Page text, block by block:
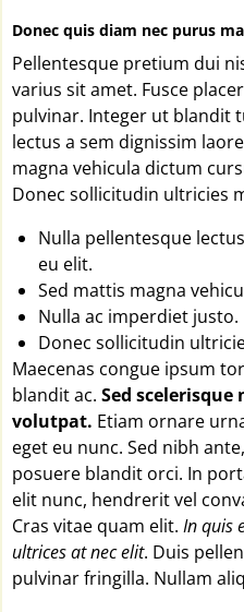
Donec quis diam nec purus
Pellentesque pretium dui
varius sit amet. Fusce
pulvinar. Integer ut blandit
lectus a sem dignissim
magna vehicula dictum
Donec sollicitudin ultricies
Nulla pellentesque
eu elit.
Sed mattis magna
Nulla ac imperdiet justo.
Donec sollicitudin
Maecenas congue ipsum
blandit ac. Sed
volutpat. Etiam ornare
eget eu nunc. Sed nibh
posuere blandit orci. In
elit nunc, hendrerit vel
Cras vitae quam elit. In quis
ultrices at nec elit. Duis
pulvinar fringilla. Nullam